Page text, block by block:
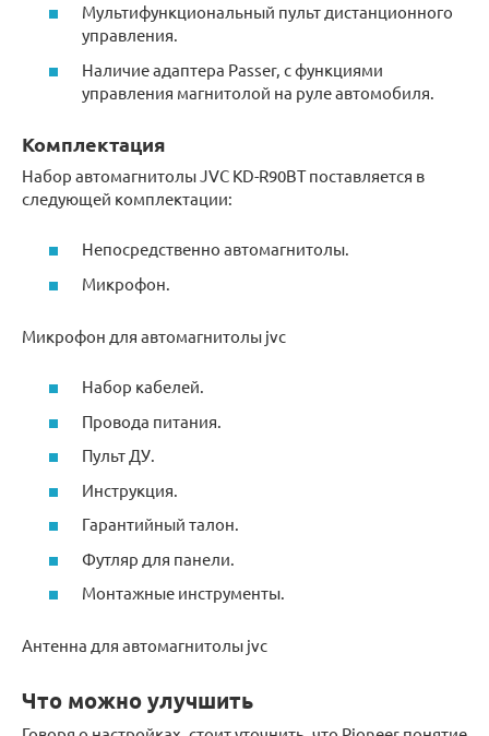
Мультифункциональный пульт дистанционного
управления.
Наличие адаптера Passer, с функциями
управления магнитолой на руле автомобиля.
Комплектация
Набор автомагнитолы JVC KD-R90BT поставляется в
следующей комплектации:
Непосредственно автомагнитолы.
Микрофон.
Микрофон для автомагнитолы jvc
Набор кабелей.
Провода питания.
Пульт ДУ.
Инструкция.
Гарантийный талон.
Футляр для панели.
Монтажные инструменты.
Антенна для автомагнитолы jvc
Что можно улучшить